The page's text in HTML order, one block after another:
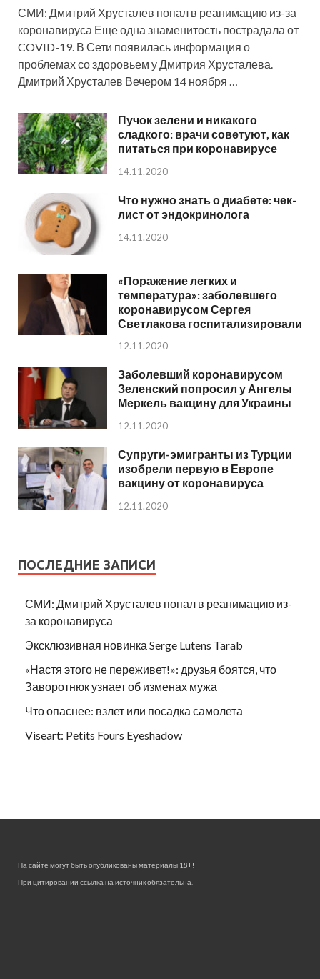
СМИ: Дмитрий Хрусталев попал в реанимацию из-за
коронавируса Еще одна знаменитость пострадала от
COVID-19. В Сети появилась информация о
проблемах со здоровьем у Дмитрия Хрусталева.
Дмитрий Хрусталев Вечером 14 ноября …
Пучок зелени и никакого
сладкого: врачи советуют, как
питаться при коронавирусе
14.11.2020
Что нужно знать о диабете: чек-
лист от эндокринолога
14.11.2020
«Поражение легких и
температура»: заболевшего
коронавирусом Сергея
Светлакова госпитализировали
12.11.2020
Заболевший коронавирусом
Зеленский попросил у Ангелы
Меркель вакцину для Украины
12.11.2020
Супруги-эмигранты из Турции
изобрели первую в Европе
вакцину от коронавируса
12.11.2020
ПОСЛЕДНИЕ ЗАПИСИ
СМИ: Дмитрий Хрусталев попал в реанимацию из-
за коронавируса
Эксклюзивная новинка Serge Lutens Tarab
«Настя этого не переживет!»: друзья боятся, что
Заворотнюк узнает об изменах мужа
Что опаснее: взлет или посадка самолета
Viseart: Petits Fours Eyeshadow
На сайте могут быть опубликованы материалы 18+!
При цитировании ссылка на источник обязательна.